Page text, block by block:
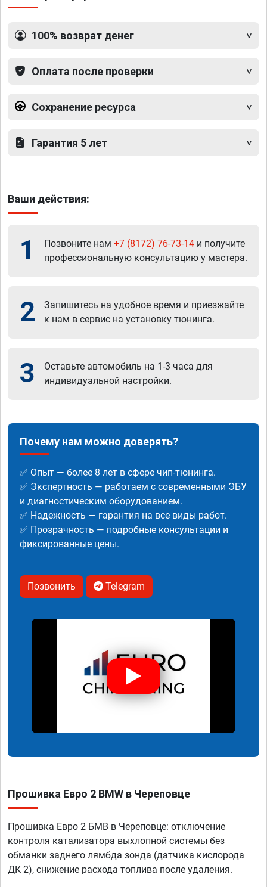
100% возврат денег
Оплата после проверки
Сохранение ресурса
Гарантия 5 лет
Ваши действия:
1 Позвоните нам +7 (8172) 76-73-14 и получите
профессиональную консультацию у мастера.
2
Запишитесь на удобное время и приезжайте
к нам в сервис на установку тюнинга.
3
Оставьте автомобиль на 1-3 часа для
индивидуальной настройки.
Почему нам можно доверять?
✅ Опыт — более 8 лет в сфере чип-тюнинга.
✅ Экспертность — работаем с современными ЭБУ
и диагностическим оборудованием.
✅ Надежность — гарантия на все виды работ.
✅ Прозрачность — подробные консультации и
фиксированные цены.
Позвонить Telegram
Прошивка Евро 2 BMW в Череповце
Прошивка Евро 2 БМВ в Череповце: отключение
контроля катализатора выхлопной системы без
обманки заднего лямбда зонда (датчика кислорода
ДК 2), снижение расхода топлива после удаления.